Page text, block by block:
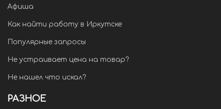
Афиша
Как найти работу в Иркутске
Популярные запросы
Не устраивает цена на товар?
Не нашел что искал?
РАЗНОЕ